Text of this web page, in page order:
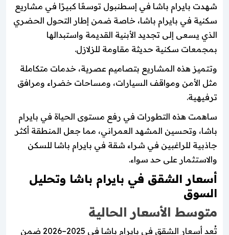
شهدت بايرام باشا في إسطنبول توسعًا كبيرًا في مشاريع
سكنية في بايرام باشا، خاصة ضمن إطار التحول الحضري
الذي يسعى إلى تجديد الأبنية القديمة واستبدالها
بمجمعات سكنية حديثة مقاومة للزلازل.
وتتميز هذه المشاريع بتصاميم عصرية، خدمات متكاملة
مثل الأمن ومواقف السيارات، ومساحات خضراء ومرافق
ترفيهية.
ساهمت هذه التطورات في رفع مستوى الحياة في بايرام
باشا، وتحسين المشهد العمراني، مما جعل المنطقة أكثر
جاذبية للراغبين في شراء شقة في بايرام باشا للسكن
والاستثمار على حد سواء.
أسعار الشقق في بايرام باشا وتحليل
السوق
متوسط الأسعار الحالية
تُعد أسعار الشقق في بايرام باشا في 2025–2026 ضمن